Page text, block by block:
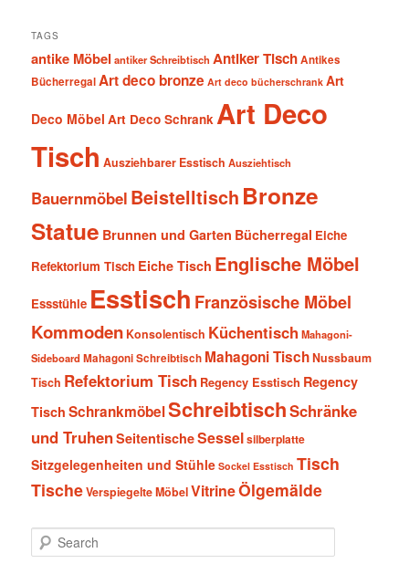
TAGS
antike Möbel antiker Schreibtisch Antiker TischAntikes
BücherregalArt deco bronze Art deco bücherschrank Art
Deco Möbel Art Deco Schrank Art Deco
Tisch Ausziehbarer Esstisch Ausziehtisch
Bauernmöbel Beistelltisch Bronze
Statue Brunnen und Garten Bücherregal Eiche
Refektorium Tisch Eiche Tisch Englische Möbel
Essstühle Esstisch Französische Möbel
Kommoden Konsolentisch Küchentisch Mahagoni-
SideboardMahagoni Schreibtisch Mahagoni TischNussbaum
Tisch Refektorium Tisch Regency Esstisch Regency
Tisch SchrankmöbelSchreibtischSchränke
und TruhenSeitentischeSesselsilberplatte
Sitzgelegenheiten und Stühle Sockel Esstisch Tisch
TischeVerspiegelte MöbelVitrineÖlgemälde
e